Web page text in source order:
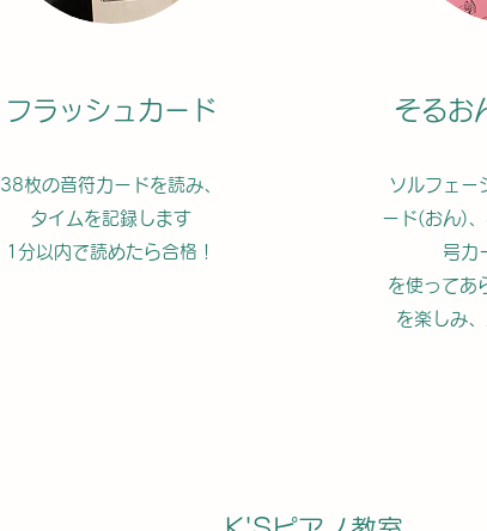
フラッシュカード
38枚の音符カードを読み、
タイムを記録します
1分以内で読めたら合格！
そるお
ソルフェー
ード(おん)
号カ
を使ってあ
を楽しみ